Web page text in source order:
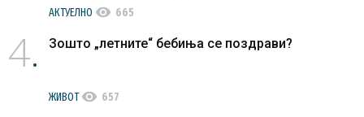
АКТУЕЛНО visibility 665
4 Зошто „летните“ бебиња се поздрави?
ЖИВОТvisibility 657